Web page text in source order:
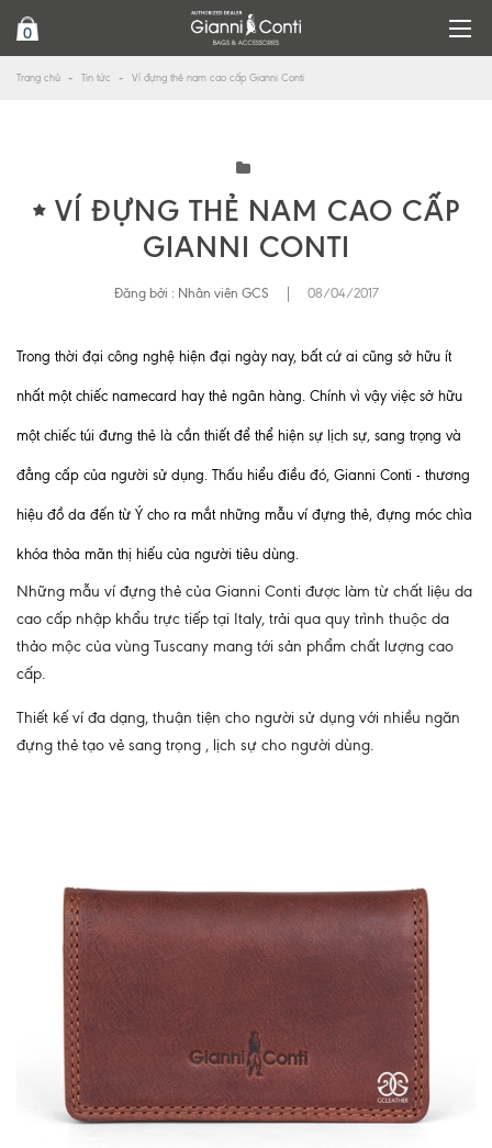
0
Trang chủ Tin tức Ví đựng thẻ nam cao cấp Gianni Conti
VÍ ĐỰNG THẺ NAM CAO CẤP
GIANNI CONTI
Đăng bởi : Nhân viên GCS 08/04/2017
Trong thời đại công nghệ hiện đại ngày nay, bất cứ ai cũng sở hữu ít
nhất một chiếc namecard hay thẻ ngân hàng. Chính vì vậy việc sở hữu
một chiếc túi đưng thẻ là cần thiết để thể hiện sự lịch sự, sang trọng và
đẳng cấp của người sử dụng. Thấu hiểu điều đó, Gianni Conti - thương
hiệu đồ da đến từ Ý cho ra mắt những mẫu ví đựng thẻ, đựng móc chìa
khóa thỏa mãn thị hiếu của người tiêu dùng.
Những mẫu ví đựng thẻ của Gianni Conti được làm từ chất liệu da
cao cấp nhập khẩu trực tiếp tại Italy, trải qua quy trình thuộc da
thảo mộc của vùng Tuscany mang tới sản phẩm chất lượng cao
cấp.
Thiết kế ví đa dạng, thuận tiện cho người sử dụng với nhiều ngăn
đựng thẻ tạo vẻ sang trọng , lịch sự cho người dùng.